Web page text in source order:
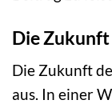
Die
Die Zukunft
aus. In einer